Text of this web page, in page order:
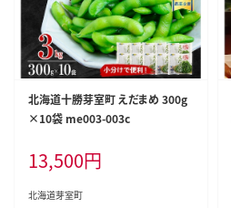
北海道十勝芽室町 えだまめ 300g
×10袋 me003-003c
13,500円
北海道芽室町